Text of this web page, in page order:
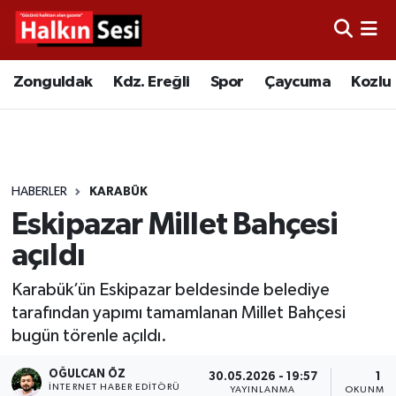
Zonguldak Kdz. Ereğli Spor Çaycuma Kozlu
HABERLER KARABÜK
Eskipazar Millet Bahçesi
açıldı
Karabük’ün Eskipazar beldesinde belediye
tarafından yapımı tamamlanan Millet Bahçesi
bugün törenle açıldı.
OĞULCAN ÖZ
İNTERNET HABER EDITÖRÜ
30.05.2026 - 19:57
YAYINLANMA
1
OKUNMA
Video
Çaycuma
Alaplı
Asayiş
Bartın
Karabük
Merkez Hava Durumu
Tüm Manşetler
Son Dakika Haberleri
Haber Arşivi